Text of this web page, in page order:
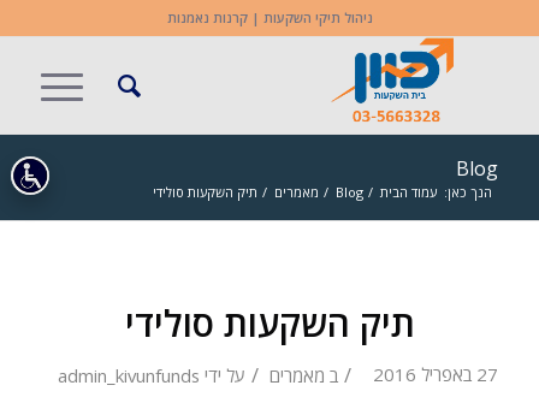
ניהול תיקי השקעות | קרנות נאמנות
Blog
הנך כאן: עמוד הבית /
Blog
/ מאמרים / תיק השקעות סולידי
תיק השקעות סולידי
27 באפריל 2016 / ב מאמרים / על ידי admin_kivunfunds